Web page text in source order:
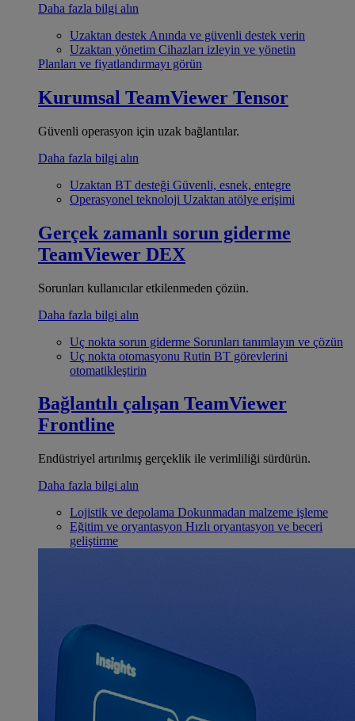
Daha fazla bilgi alın
Uzaktan destek Anında ve güvenli destek verin
Uzaktan yönetim Cihazları izleyin ve yönetin
Planları ve fiyatlandırmayı görün
Kurumsal TeamViewer Tensor
Güvenli operasyon için uzak bağlantılar.
Daha fazla bilgi alın
Uzaktan BT desteği Güvenli, esnek, entegre
Operasyonel teknoloji Uzaktan atölye erişimi
Gerçek zamanlı sorun giderme
TeamViewer DEX
Sorunları kullanıcılar etkilenmeden çözün.
Daha fazla bilgi alın
Uç nokta sorun giderme Sorunları tanımlayın ve çözün
Uç nokta otomasyonu Rutin BT görevlerini
otomatikleştirin
Bağlantılı çalışan TeamViewer
Frontline
Endüstriyel artırılmış gerçeklik ile verimliliği sürdürün.
Daha fazla bilgi alın
Lojistik ve depolama Dokunmadan malzeme işleme
Eğitim ve oryantasyon Hızlı oryantasyon ve beceri
geliştirme